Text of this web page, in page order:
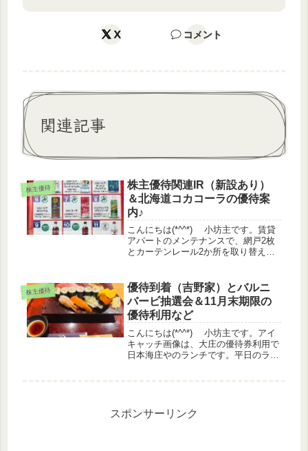
X コメント
関連記事
株主優待
株主優待関連IR（新設あり）
＆北海道コカコーラの優待案
内♪
こんにちは(*^^*) 小坊主です。賃貸
アパートのメンテナンスで、網戸2枚
とカーテンレール2か所を取り替えて
間が減ったことで入ってこなくなると
いいなぁと思います・・・・。...
株主優待
優待到着（吉野家）とバルニ
バービ抽選会＆11月末期限の
優待利用など
こんにちは(*^^*) 小坊主です。アイ
キャッチ画像は、大庄の優待券利用で
日本海庄やのランチです。平日のラン
スポンサーリンク